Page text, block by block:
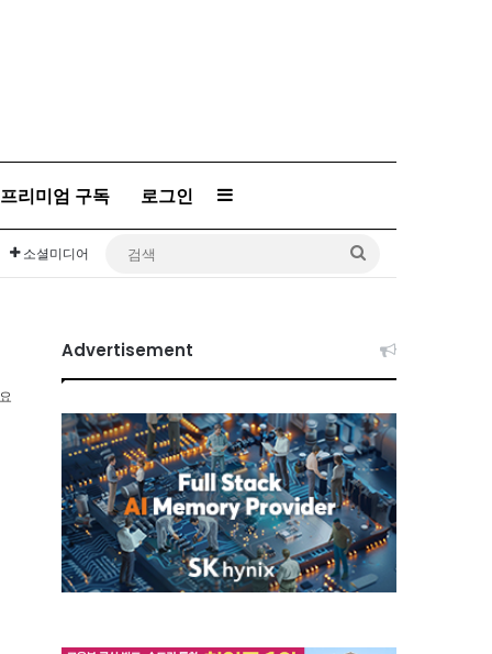
프리미엄 구독 로그인 Sidebar
소셜미디어
Advertisement